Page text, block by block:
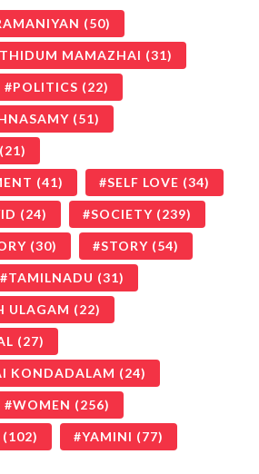
(50)
MAMAZHAI (31)
POLITICS (22)
(51)
(21)
(41) SELF LOVE (34)
(24) SOCIETY (239)
(30) STORY (54)
TAMILNADU (31)
ULAGAM (22)
(27)
KONDADALAM (24)
WOMEN (256)
(102) YAMINI (77)